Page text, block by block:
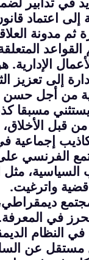
12 نيسان / أبريل
مدونة
الإدارية.
إلى تعزيز
من أجل
مسبقا
قبل
إجماعية
الفرنسي
السياسية،
واترغيت.
في المعرفة
النظام
عن